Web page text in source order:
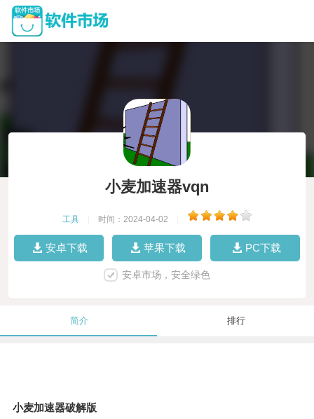
小麦加速器vqn
工具 时间：2024-04-02
安卓下载 苹果下载 PC下载
安卓市场，安全绿色
简介 排行
小麦加速器破解版